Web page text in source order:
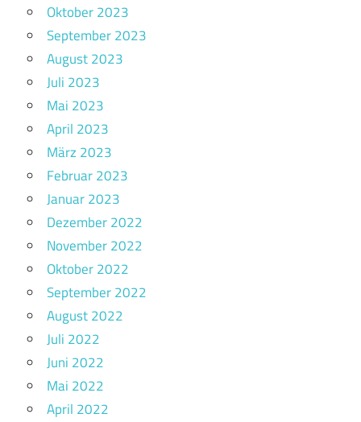
Oktober 2023
September 2023
August 2023
Juli 2023
Mai 2023
April 2023
März 2023
Februar 2023
Januar 2023
Dezember 2022
November 2022
Oktober 2022
September 2022
August 2022
Juli 2022
Juni 2022
Mai 2022
April 2022